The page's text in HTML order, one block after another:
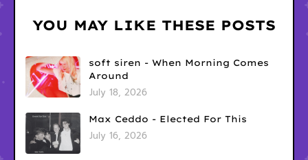
YOU MAY LIKE THESE POSTS
soft siren - When Morning Comes
Around
July 18, 2026
Max Ceddo - Elected For This
July 16, 2026